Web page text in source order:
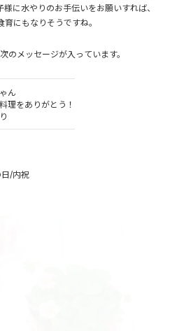
に水やりのお手伝いをお願いすれば、
にもなりそうですね。
のメッセージが入っています。
ん
理をありがとう！
/内祝